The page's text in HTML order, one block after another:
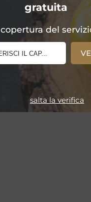
E-Shop!
gratuita
del
salta la verifica